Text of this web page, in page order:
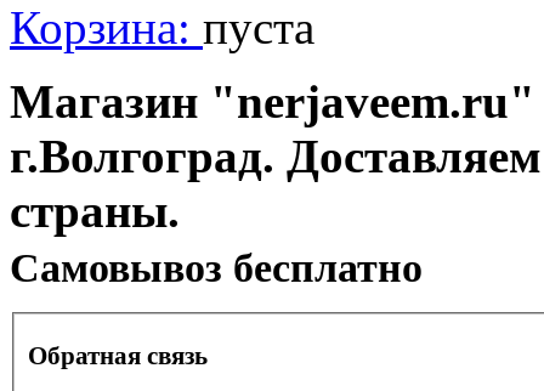
Корзина: пуста
Магазин "nerjaveem.ru"
г.Волгоград.
страны.
Cамовывоз бесплатно
Обратная связь